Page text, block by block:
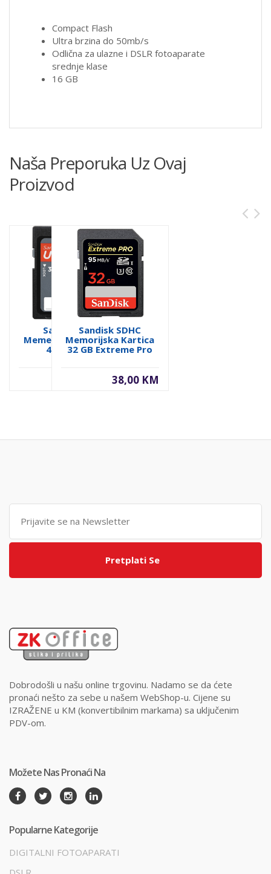
Compact Flash
Ultra brzina do 50mb/s
Odlična za ulazne i DSLR fotoaparate
srednje klase
16 GB
Naša Preporuka Uz Ovaj
Proizvod
SanDisk SD
Memerijska Kartica
4GB Ultra
19,00 KM
Sandisk SDHC
Memorijska Kartica
32 GB Extreme Pro
38,00 KM
Pretplati Se
Dobrodošli u našu online trgovinu. Nadamo se da ćete
pronaći nešto za sebe u našem WebShop-u. Cijene su
IZRAŽENE u KM (konvertibilnim markama) sa uključenim
PDV-om.
Možete Nas Pronaći Na
Popularne Kategorije
DIGITALNI FOTOAPARATI